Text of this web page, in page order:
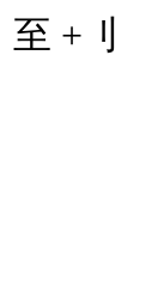
至 + 刂